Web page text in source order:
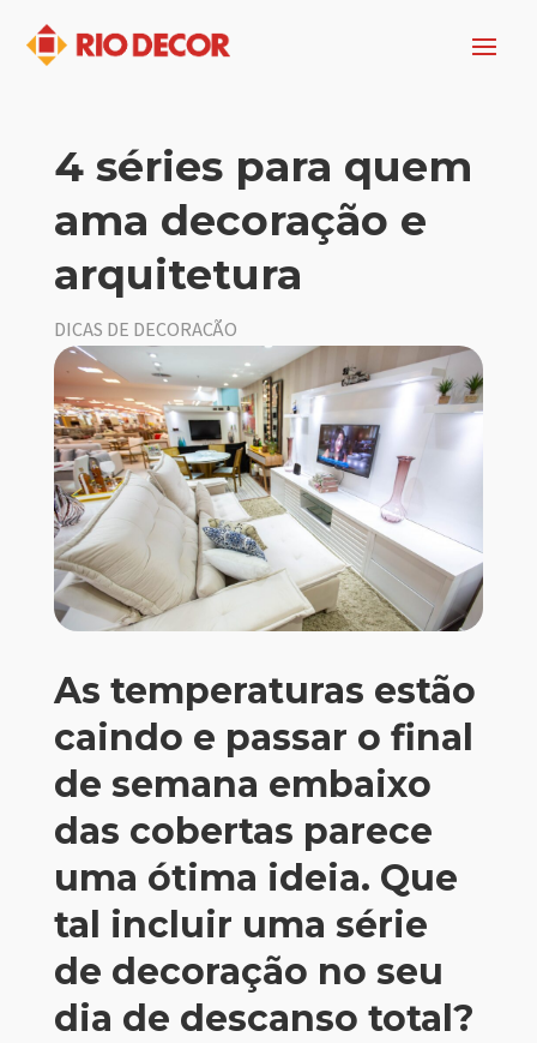
4 séries para quem
ama decoração e
arquitetura
DICAS DE DECORAÇÃO
As temperaturas estão
caindo e passar o final
de semana embaixo
das cobertas parece
uma ótima ideia. Que
tal incluir uma série
de decoração no seu
dia de descanso total?